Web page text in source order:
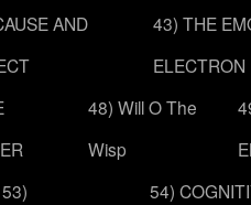
AND
43) THE
ELECTRON
48) Will O The
Wisp
53)
54)